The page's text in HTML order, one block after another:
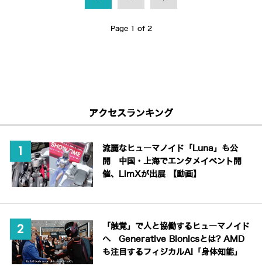
Page 1 of 2
アクセスランキング
流麗なヒューマノイド「Luna」も公
開 中国・上海でエンタメイベント開
催、LimXが出展 【動画】
「触覚」で人と協働するヒューマノイド
へ Generative Bionicsとは? AMD
も注目するフィジカルAI「身体知能」